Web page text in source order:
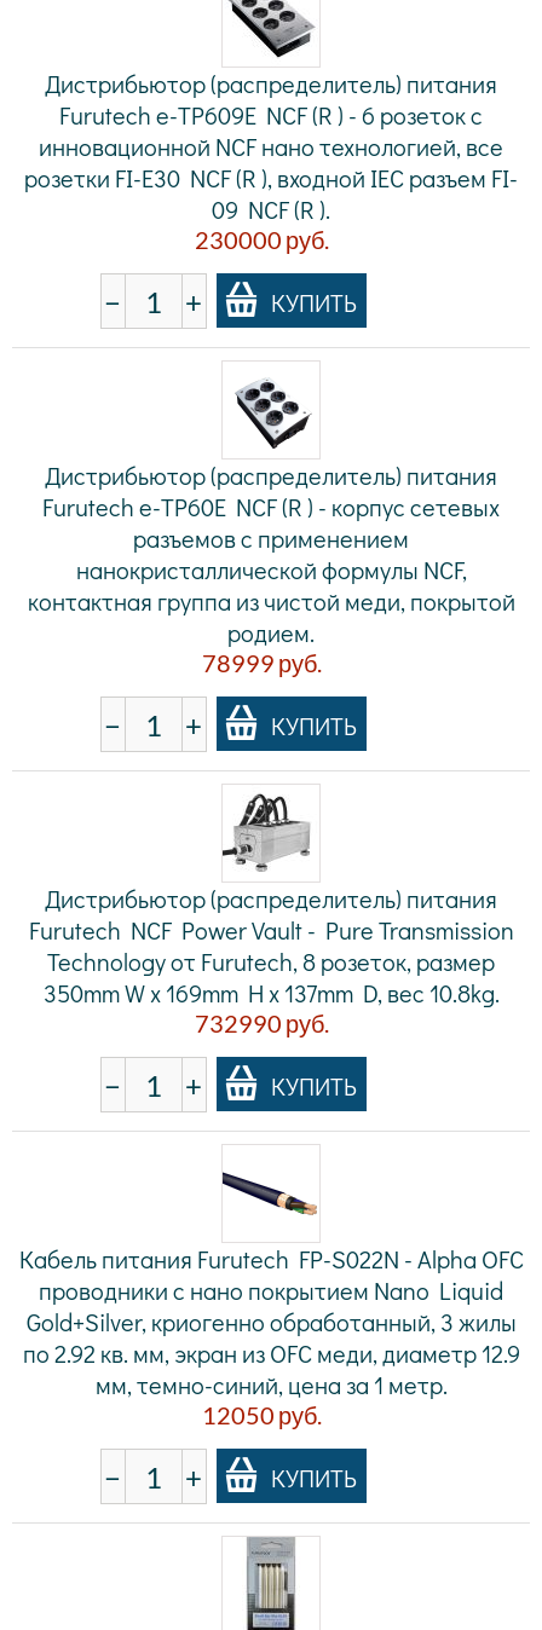
Дистрибьютор (распределитель) питания
Furutech e-TP609E NCF (R ) - 6 розеток с
инновационной NCF нано технологией, все
розетки FI-E30 NCF (R ), входной IEC разъем FI-
09 NCF (R ).
230000 руб.
− + КУПИТЬ
Дистрибьютор (распределитель) питания
Furutech e-TP60E NCF (R ) - корпус сетевых
разъемов с применением
нанокристаллической формулы NCF,
контактная группа из чистой меди, покрытой
родием.
78999 руб.
− + КУПИТЬ
Дистрибьютор (распределитель) питания
Furutech NCF Power Vault - Pure Transmission
Technology от Furutech, 8 розеток, размер
350mm W x 169mm H x 137mm D, вес 10.8kg.
732990 руб.
− + КУПИТЬ
Кабель питания Furutech FP-S022N - Alpha OFC
проводники c нано покрытием Nano Liquid
Gold+Silver, криогенно обработанный, 3 жилы
по 2.92 кв. мм, экран из OFC меди, диаметр 12.9
мм, темно-синий, цена за 1 метр.
12050 руб.
− + КУПИТЬ